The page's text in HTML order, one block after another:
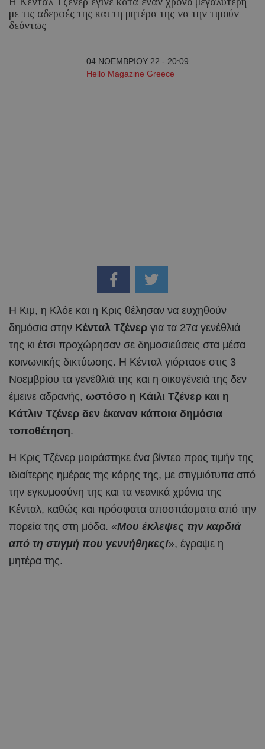
με τις αδερφές της και τη μητέρα της να την τιμούν
δεόντως
04 ΝΟΕΜΒΡΙΟΥ 22 - 20:09
Hello Magazine Greece
Η Κιμ, η Κλόε και η Κρις θέλησαν να ευχηθούν
δημόσια στην Κένταλ Τζένερ για τα 27α γενέθλιά
της κι έτσι προχώρησαν σε δημοσιεύσεις στα μέσα
κοινωνικής δικτύωσης. Η Κένταλ γιόρτασε στις 3
Νοεμβρίου τα γενέθλιά της και η οικογένειά της δεν
έμεινε αδρανής, ωστόσο η Κάιλι Τζένερ και η
Κάτλιν Τζένερ δεν έκαναν κάποια δημόσια
τοποθέτηση.
Η Κρις Τζένερ μοιράστηκε ένα βίντεο προς τιμήν της
ιδιαίτερης ημέρας της κόρης της, με στιγμιότυπα από
την εγκυμοσύνη της και τα νεανικά χρόνια της
Κένταλ, καθώς και πρόσφατα αποσπάσματα από την
πορεία της στη μόδα. «Μου έκλεψες την καρδιά
από τη στιγμή που γεννήθηκες!», έγραψε η
μητέρα της.